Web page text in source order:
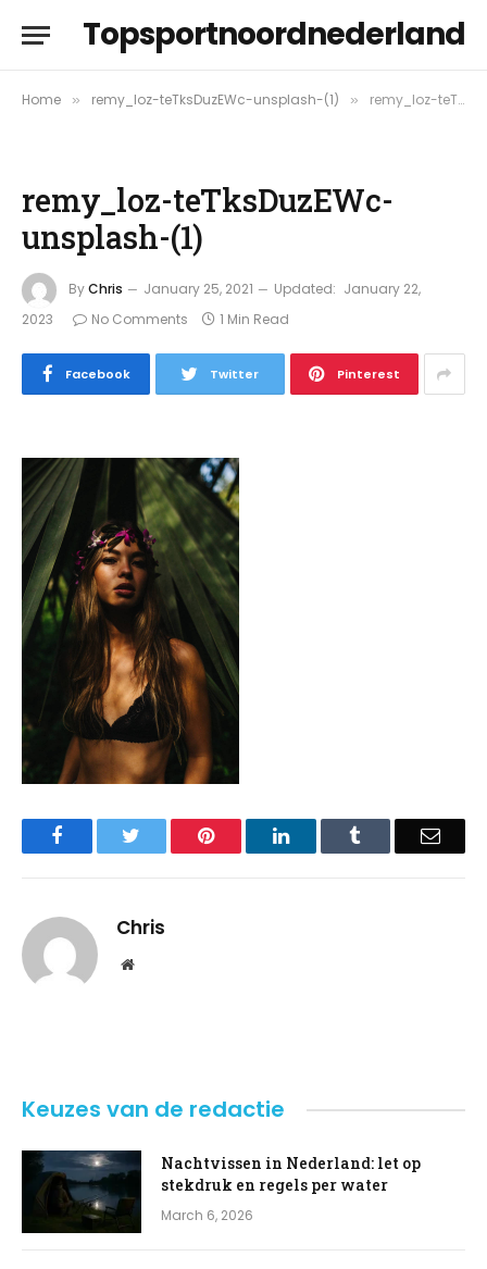
Topsportnoordnederland
Home » remy_loz-teTksDuzEWc-unsplash-(1) » remy_loz-teTksDuzEWc-unsplash-(1)
remy_loz-teTksDuzEWc-
unsplash-(1)
ByChris January 25, 2021 Updated: January 22,
2023
No Comments 1 Min Read
Facebook Twitter Pinterest
Facebook Pinterest LinkedIn Email
Chris
Website
Keuzes van de redactie
Nachtvissen in Nederland: let op
stekdruk en regels per water
March 6, 2026